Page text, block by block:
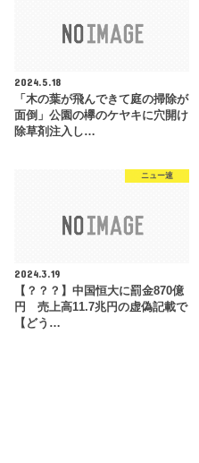
2024.5.18
「木の葉が飛んできて庭の掃除が
面倒」公園の欅のケヤキに穴開け
除草剤注入し…
ニュー速
2024.3.19
【？？？】中国恒大に罰金870億
円 売上高11.7兆円の虚偽記載で
【どう…